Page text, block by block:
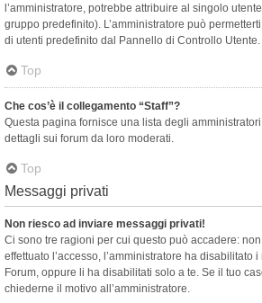
l’amministratore, potrebbe attribuire al singolo
gruppo predefinito). L’amministratore può
di utenti predefinito dal Pannello di Controllo Utente.
Top
Che cos’è il collegamento “Staff”?
Questa pagina fornisce una lista degli
dettagli sui forum da loro moderati.
Top
Messaggi privati
Non riesco ad inviare messaggi privati!
Ci sono tre ragioni per cui questo può accadere:
effettuato l’accesso, l’amministratore ha disabilitato
Forum, oppure li ha disabilitati solo a te. Se il tuo
chiederne il motivo all’amministratore.